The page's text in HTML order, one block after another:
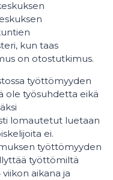
kun taas
on otostutkimus.
työttömyyden
ole työsuhdetta eikä
lomautetut luetaan
ei.
työttömyyden
työttömiltä
aikana ja